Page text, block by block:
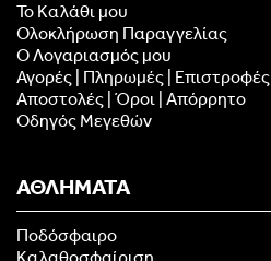
Το Καλάθι μου
Ολοκλήρωση Παραγγελίας
Ο Λογαριασμός μου
Αγορές | Πληρωμές | Επιστροφές
Αποστολές | Όροι | Απόρρητο
Οδηγός Μεγεθών
ΑΘΛΗΜΑΤΑ
Ποδόσφαιρο